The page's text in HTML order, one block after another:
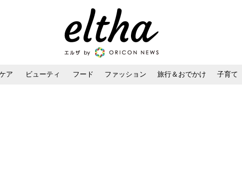
ア ビューティ フード ファッション 旅行＆おでかけ 子育て